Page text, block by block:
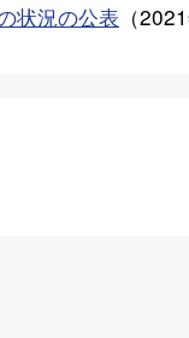
状況の公表 （